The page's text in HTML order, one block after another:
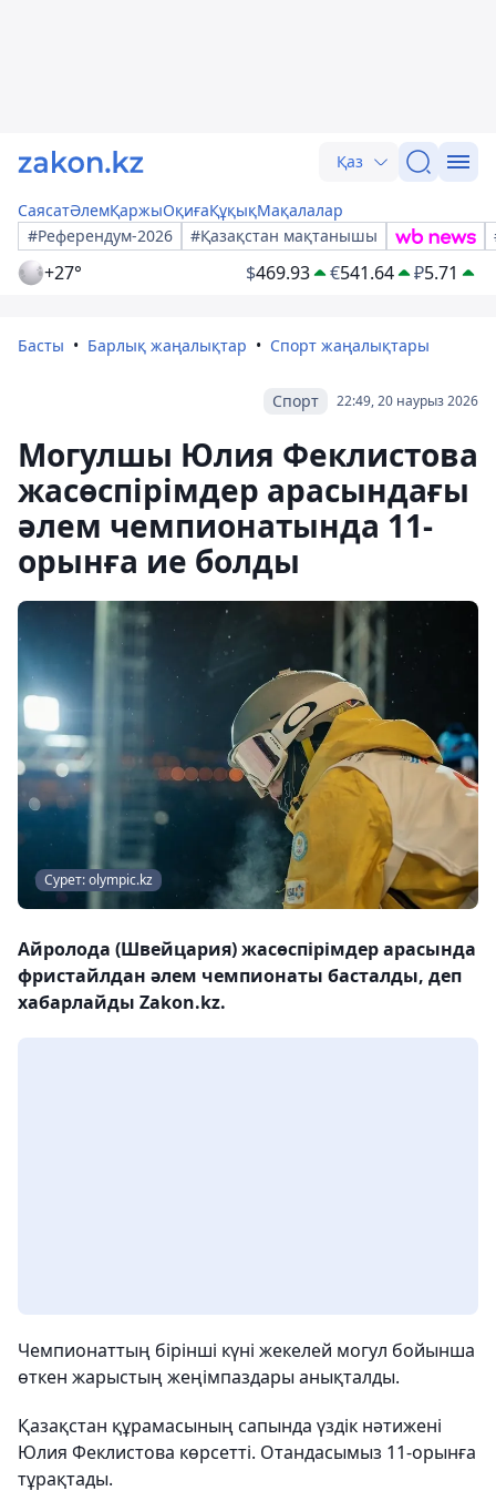
Қаз
СаясатӘлемҚаржыОқиғаҚұқықМақалалар
#Референдум-2026
#Қазақстан мақтанышы
+27° $469.93 €541.64 ₽5.71
Басты Барлық жаңалықтар Спорт жаңалықтары
22:49, 20 наурыз 2026
Спорт
Могулшы Юлия Феклистова
жасөспірімдер арасындағы
әлем чемпионатында 11-
орынға ие болды
Сурет: olympic.kz
Айролода (Швейцария) жасөспірімдер арасында
фристайлдан әлем чемпионаты басталды, деп
хабарлайды Zakon.kz.
Чемпионаттың бірінші күні жекелей могул бойынша
өткен жарыстың жеңімпаздары анықталды.
Қазақстан құрамасының сапында үздік нәтижені
Юлия Феклистова көрсетті. Отандасымыз 11-орынға
тұрақтады.